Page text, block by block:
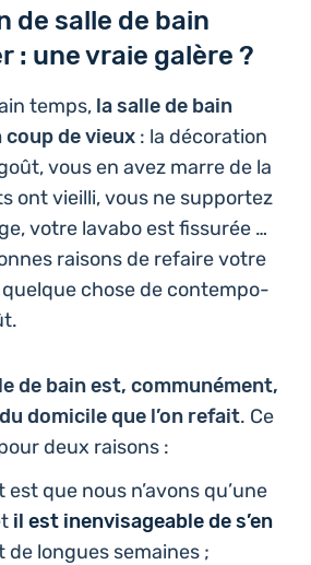
de salle de bain
: une vraie galère ?
temps, la salle de bain
de vieux : la déco­ra­tion
vous en avez marre de la
ont vieilli, vous ne sup­por­tez
votre lavabo est fis­su­rée …
raisons de refaire votre
quelque chose de contem­po­
de bain est, com­mu­né­ment,
domi­cile que l’on refait. Ce
deux raisons :
que nous n’avons qu’une
il est inen­vi­sa­geable de s’en
de longues semaines ;